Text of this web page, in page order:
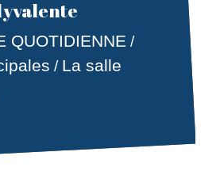
QUOTIDIENNE /
/ La salle